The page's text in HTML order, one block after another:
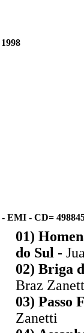
EMI - CD=
01)
do Sul -
02) Briga
Braz
03) Passo
Zanetti